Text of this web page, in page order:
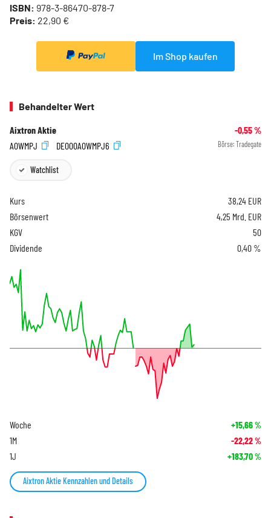
ISBN: 978-3-86470-878-7
Preis: 22,90 €
Im Shop kaufen
Behandelter Wert
Aixtron Aktie -0,55%
A0WMPJ
DE000A0WMPJ6 Börse: Tradegate
Watchlist
Kurs 38,24 EUR
Börsenwert
4,25 Mrd. EUR
KGV
50
Dividende
0,40 %
Woche +15,66%
1M -22,22%
1J +183,70%
Aixtron Aktie Kennzahlen und Details